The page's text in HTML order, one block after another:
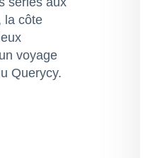
la côte
voyage
Querycy.